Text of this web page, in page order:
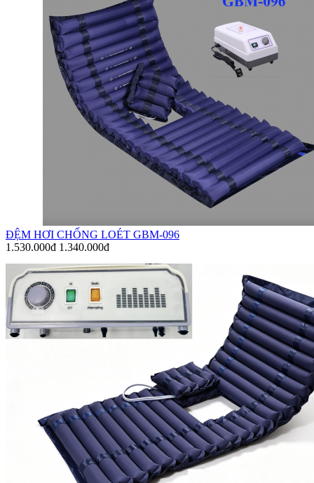
ĐỆM HƠI CHỐNG LOÉT GBM-096
1.530.000đ 1.340.000đ